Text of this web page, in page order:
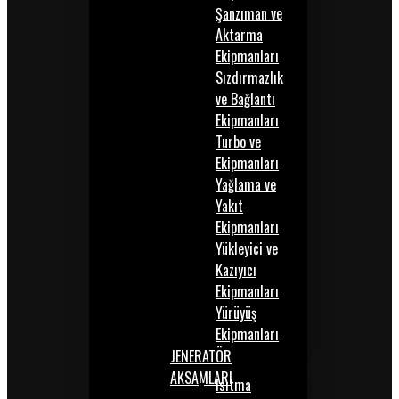
Şanzıman ve
Aktarma
Ekipmanları
Sızdırmazlık
ve Bağlantı
Ekipmanları
Turbo ve
Ekipmanları
Yağlama ve
Yakıt
Ekipmanları
Yükleyici ve
Kazıyıcı
Ekipmanları
Yürüyüş
Ekipmanları
JENERATÖR
AKSAMLARIIsıtma